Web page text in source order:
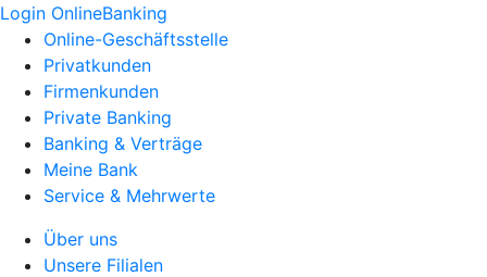
Login OnlineBanking
Online-Geschäftsstelle
Privatkunden
Firmenkunden
Private Banking
Banking & Verträge
Meine Bank
Service & Mehrwerte
Über uns
Unsere Filialen